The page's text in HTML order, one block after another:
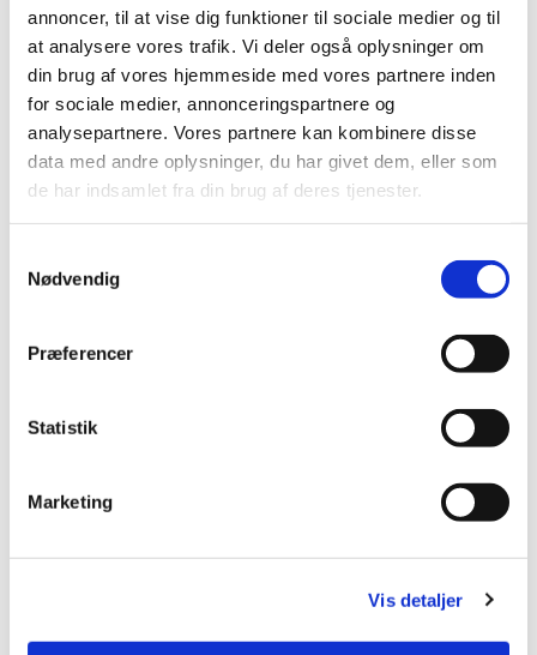
annoncer, til at vise dig funktioner til sociale medier og til
at analysere vores trafik. Vi deler også oplysninger om
din brug af vores hjemmeside med vores partnere inden
for sociale medier, annonceringspartnere og
analysepartnere. Vores partnere kan kombinere disse
data med andre oplysninger, du har givet dem, eller som
de har indsamlet fra din brug af deres tjenester.
Nødvendig
Præferencer
Statistik
Marketing
Vis detaljer
Kontaktoplysninger
Oversigt og kontaktoplysninger til
sognets meningsråd og præster.